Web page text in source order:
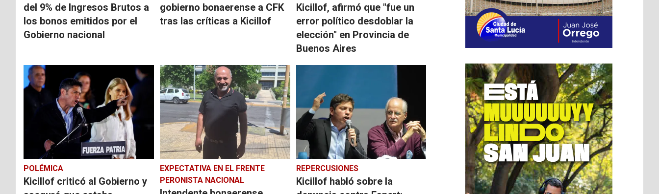
del 9% de Ingresos Brutos a
los bonos emitidos por el
Gobierno nacional
gobierno bonaerense a CFK
tras las críticas a Kicillof
Kicillof, afirmó que "fue un
error político desdoblar la
elección" en Provincia de
Buenos Aires
POLÉMICA
Kicillof criticó al Gobierno y
EXPECTATIVA EN EL FRENTE
PERONISTA NACIONAL
REPERCUSIONES
Kicillof habló sobre la